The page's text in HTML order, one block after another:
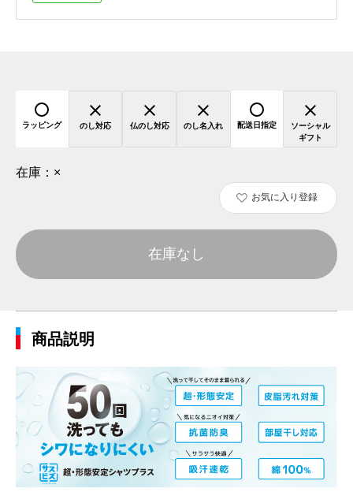
ラッピング のし対応 仏のし対応 のし名入れ 配送日指定
ソーシャル
ギフト
在庫： ×
お気に入り登録
在庫なし
商品説明